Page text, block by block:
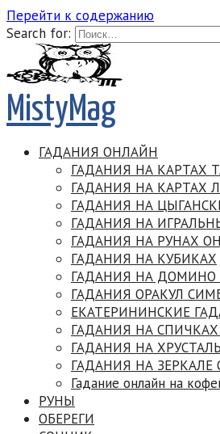
Перейти к содержанию
Search for:
MistyMag
ГАДАНИЯ ОНЛАЙН
ГАДАНИЯ НА КАРТАХ
ГАДАНИЯ НА КАРТАХ
ГАДАНИЯ НА
ГАДАНИЯ НА
ГАДАНИЯ НА РУНАХ
ГАДАНИЯ НА КУБИКАХ
ГАДАНИЯ НА ДОМИНО
ГАДАНИЯ ОРАКУЛ
ЕКАТЕРИНИНСКИЕ
ГАДАНИЯ НА
ГАДАНИЯ НА
ГАДАНИЯ НА ЗЕРКАЛЕ
Гадание онлайн на
РУНЫ
ОБЕРЕГИ